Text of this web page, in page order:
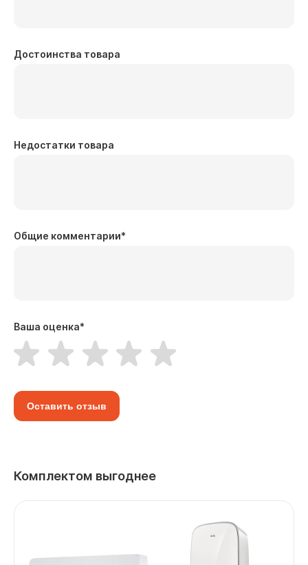
Достоинства товара
Недостатки товара
Общие комментарии*
Ваша оценка*
Оставить отзыв
Комплектом выгоднее